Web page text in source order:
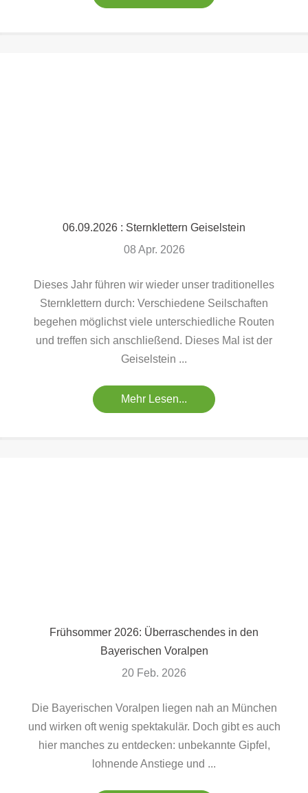
06.09.2026 : Sternklettern Geiselstein
08 Apr. 2026
Dieses Jahr führen wir wieder unser traditionelles
Sternklettern durch: Verschiedene Seilschaften
begehen möglichst viele unterschiedliche Routen
und treffen sich anschließend. Dieses Mal ist der
Geiselstein ...
Mehr Lesen...
Frühsommer 2026: Überraschendes in den
Bayerischen Voralpen
20 Feb. 2026
Die Bayerischen Voralpen liegen nah an München
und wirken oft wenig spektakulär. Doch gibt es auch
hier manches zu entdecken: unbekannte Gipfel,
lohnende Anstiege und ...